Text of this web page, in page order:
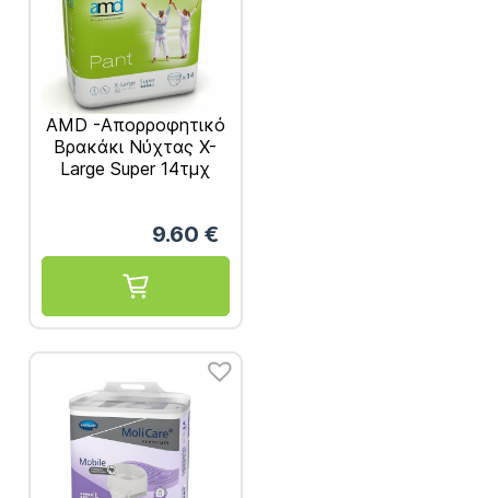
AMD -Απορροφητικό
Βρακάκι Nύχτας X-
Large Super 14τμχ
9.60 €